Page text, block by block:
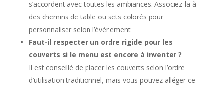
s’accordent avec toutes les ambiances. Associez-la à
des chemins de table ou sets colorés pour
personnaliser selon l’événement.
Faut-il respecter un ordre rigide pour les
couverts si le menu est encore à inventer ?
Il est conseillé de placer les couverts selon l’ordre
d’utilisation traditionnel, mais vous pouvez alléger ce